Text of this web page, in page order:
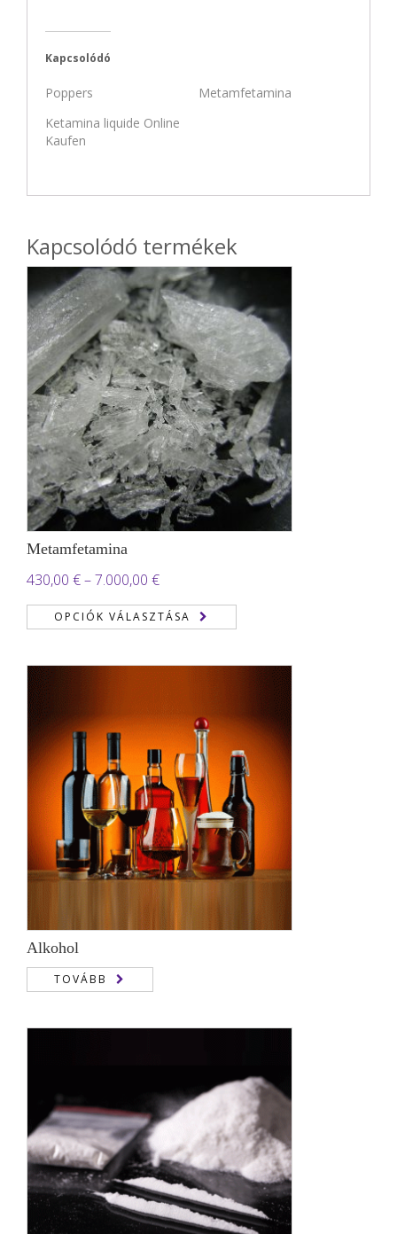
Kapcsolódó
Poppers
Metamfetamina
Ketamina liquide Online
Kaufen
Kapcsolódó termékek
Metamfetamina
430,00 €–7.000,00 €Ártartomány:
430,00 €
-
OPCIÓK VÁLASZTÁSA
Alkohol
TOVÁBB